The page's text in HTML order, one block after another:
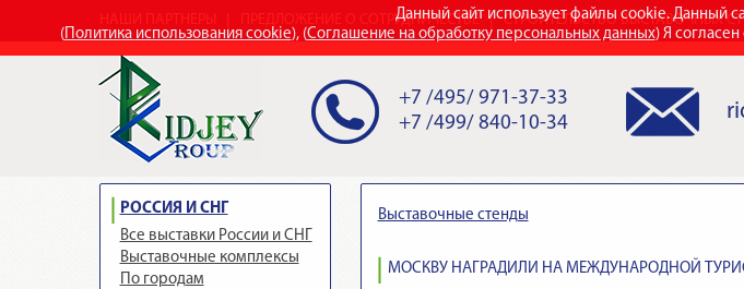
Данный сайт использует файлы cookie. Данный
(Политика использования cookie), (Соглашение на обработку персональных данных) Я
ПРЕДЛОЖЕНИЕ О СОТРУДНИЧЕСТВЕ СТРОИТЕЛЬСТВО ВЫСТАВОЧНЫХ
+7 /495/ 971-37-33
+7 /499/ 840-10-34
РОССИЯ И СНГ
Все выставки России и СНГ
Выставочные комплексы
По городам
Выставочные стенды
МОСКВУ НАГРАДИЛИ НА МЕЖДУНАРОДНОЙ